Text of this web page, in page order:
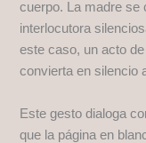
cuerpo. La madre se
interlocutora
este caso, un acto
convierta en silencio
Este gesto dialoga
que la página en